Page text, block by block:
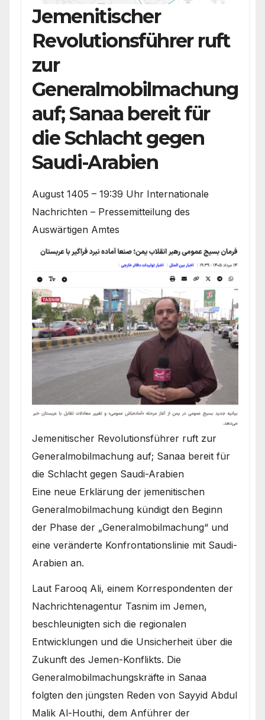
Jemenitischer
Revolutionsführer ruft
zur
Generalmobilmachung
auf; Sanaa bereit für
die Schlacht gegen
Saudi-Arabien
August 1405 – 19:39 Uhr Internationale
Nachrichten – Pressemitteilung des
Auswärtigen Amtes
Jemenitischer Revolutionsführer ruft zur
Generalmobilmachung auf; Sanaa bereit für
die Schlacht gegen Saudi-Arabien
Eine neue Erklärung der jemenitischen
Generalmobilmachung kündigt den Beginn
der Phase der „Generalmobilmachung“ und
eine veränderte Konfrontationslinie mit Saudi-
Arabien an.
Laut Farooq Ali, einem Korrespondenten der
Nachrichtenagentur Tasnim im Jemen,
beschleunigten sich die regionalen
Entwicklungen und die Unsicherheit über die
Zukunft des Jemen-Konflikts. Die
Generalmobilmachungskräfte in Sanaa
folgten den jüngsten Reden von Sayyid Abdul
Malik Al-Houthi, dem Anführer der